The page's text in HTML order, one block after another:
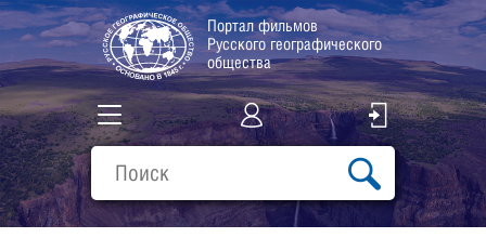
Портал фильмов
Русского географического
общества
Все фильмы
Подборки